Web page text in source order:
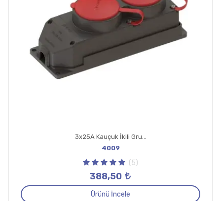
3x25A Kauçuk İkili Grup Priz
4009
(5)
388,50
Ürünü İncele